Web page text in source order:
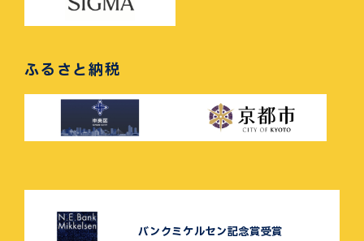
ふるさと納税
バンクミケルセン記念賞受賞